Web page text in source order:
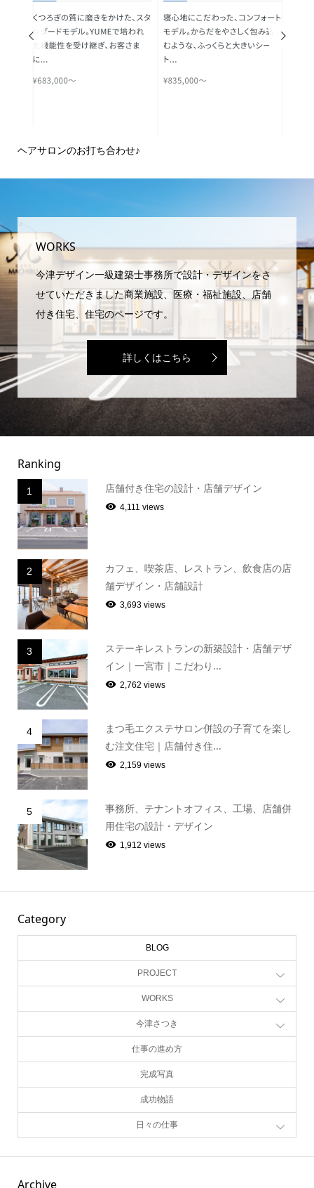

ヘアサロンのお打ち合わせ♪

WORKS
今津デザイン一級建築士事務所で設計・デザインをさ
せていただきました商業施設、医療・福祉施設、店舗
付き住宅、住宅のページです。
詳しくはこちら
Ranking
1 店舗付き住宅の設計・店舗デザイン
4,111 views
2
カフェ、喫茶店、レストラン、飲食店の店
舗デザイン・店舗設計
3,693 views
3
ステーキレストランの新築設計・店舗デザ
イン｜一宮市｜こだわり...
2,762 views
4
まつ毛エクステサロン併設の子育てを楽し
む注文住宅｜店舗付き住...
2,159 views
5
事務所、テナントオフィス、工場、店舗併
用住宅の設計・デザイン
1,912 views
Category
BLOG
PROJECT
WORKS
今津さつき
仕事の進め方
完成写真
成功物語
日々の仕事
Archive